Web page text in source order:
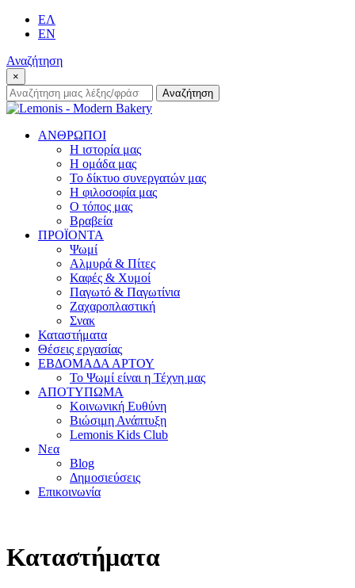
ΕΛ
EN
Αναζήτηση
×
Αναζήτηση: Αναζήτηση
ΑΝΘΡΩΠΟΙ
Η ιστορία μας
Η ομάδα μας
Το δίκτυο συνεργατών μας
Η φιλοσοφία μας
Ο τόπος μας
Βραβεία
ΠΡΟΪΟΝΤΑ
Ψωμί
Αλμυρά & Πίτες
Καφές & Χυμοί
Παγωτό & Παγωτίνια
Ζαχαροπλαστική
Σνακ
Καταστήματα
Θέσεις εργασίας
ΕΒΔΟΜΑΔΑ ΑΡΤΟΥ
Το Ψωμί είναι η Τέχνη μας
ΑΠΟΤΥΠΩΜΑ
Κοινωνική Ευθύνη
Βιώσιμη Ανάπτυξη
Lemonis Kids Club
Νεα
Blog
Δημοσιεύσεις
Επικοινωνία
Καταστήματα